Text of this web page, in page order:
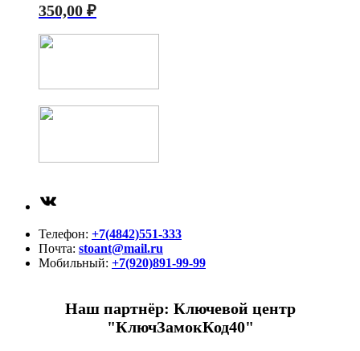
350,00 ₽
Телефон: +7(4842)551-333
Почта: stoant@mail.ru
Мобильный: +7(920)891-99-99
Наш партнёр: Ключевой центр
"КлючЗамокКод40"